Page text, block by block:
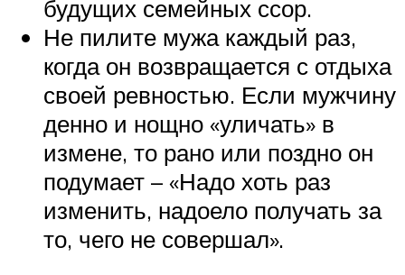
будущих семейных ссор.
Не пилите мужа каждый раз,
когда он возвращается с отдыха
своей ревностью. Если мужчину
денно и нощно «уличать» в
измене, то рано или поздно он
подумает – «Надо хоть раз
изменить, надоело получать за
то, чего не совершал».